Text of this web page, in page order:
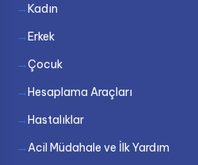
Kadın
Erkek
Çocuk
Hesaplama Araçları
Hastalıklar
Acil Müdahale ve İlk Yardım